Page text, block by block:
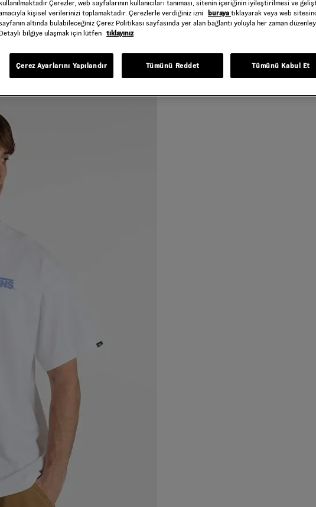
Gelince Haber Ver
İthalatçı Bilgileri
kullanılmaktadır.Çerezler, web sayfalarının kullanıcıları tanıması, sitenin içeriğinin iyileştirilmesi ve
kişisel verilerinizi toplamaktadır. Çerezlerle verdiğiniz izni
buraya tıklayarak veya web
altında bulabileceğiniz Çerez Politikası sayfasında yer alan bağlantı yoluyla her zaman
Detaylı bilgiye ulaşmak için lütfen tıklayınız
Tümünü Reddet Tümünü Kabul Et
Çerez Ayarlarını Yapılandır